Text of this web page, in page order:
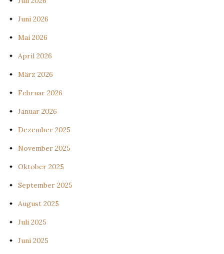
Juni 2026
Mai 2026
April 2026
März 2026
Februar 2026
Januar 2026
Dezember 2025
November 2025
Oktober 2025
September 2025
August 2025
Juli 2025
Juni 2025